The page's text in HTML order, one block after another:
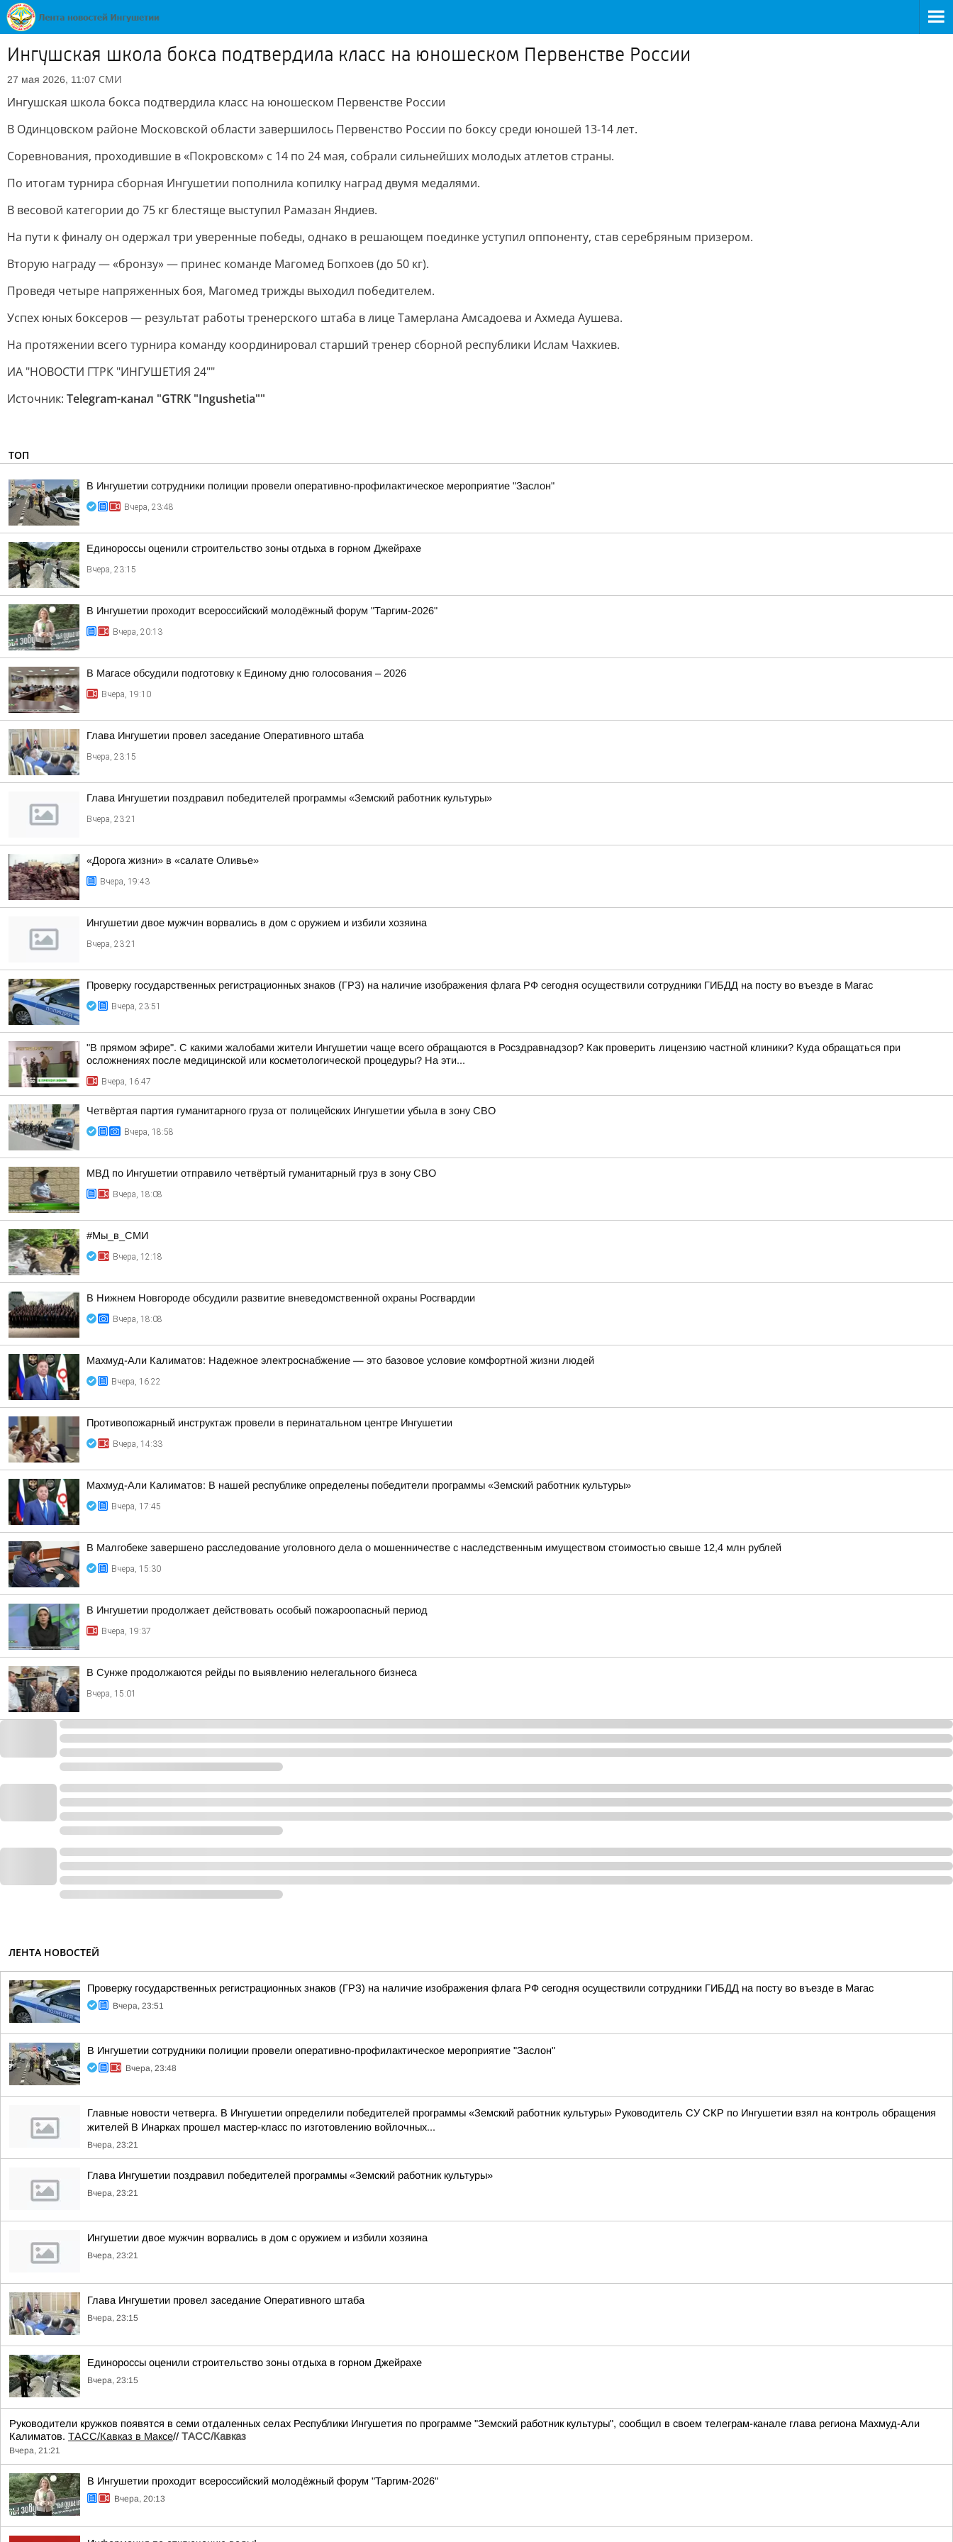
Ингушская школа бокса подтвердила класс на юношеском Первенстве России
27 мая 2026, 11:07 СМИ
Ингушская школа бокса подтвердила класс на юношеском Первенстве России
В Одинцовском районе Московской области завершилось Первенство России по боксу среди юношей 13-14 лет.
Соревнования, проходившие в «Покровском» с 14 по 24 мая, собрали сильнейших молодых атлетов страны.
По итогам турнира сборная Ингушетии пополнила копилку наград двумя медалями.
В весовой категории до 75 кг блестяще выступил Рамазан Яндиев.
На пути к финалу он одержал три уверенные победы, однако в решающем поединке уступил оппоненту, став серебряным призером.
Вторую награду — «бронзу» — принес команде Магомед Бопхоев (до 50 кг).
Проведя четыре напряженных боя, Магомед трижды выходил победителем.
Успех юных боксеров — результат работы тренерского штаба в лице Тамерлана Амсадоева и Ахмеда Аушева.
На протяжении всего турнира команду координировал старший тренер сборной республики Ислам Чахкиев.
ИА "НОВОСТИ ГТРК "ИНГУШЕТИЯ 24""
Источник: Telegram-канал "GTRK "Ingushetia""
ТОП
В Ингушетии сотрудники полиции провели оперативно-профилактическое мероприятие "Заслон"
Вчера, 23:48
Единороссы оценили строительство зоны отдыха в горном Джейрахе
Вчера, 23:15
В Ингушетии проходит всероссийский молодёжный форум "Таргим-2026"
Вчера, 20:13
В Магасе обсудили подготовку к Единому дню голосования – 2026
Вчера, 19:10
Глава Ингушетии провел заседание Оперативного штаба
Вчера, 23:15
Глава Ингушетии поздравил победителей программы «Земский работник культуры»
Вчера, 23:21
«Дорога жизни» в «салате Оливье»
Вчера, 19:43
Ингушетии двое мужчин ворвались в дом с оружием и избили хозяина
Вчера, 23:21
Проверку государственных регистрационных знаков (ГРЗ) на наличие изображения флага РФ сегодня осуществили сотрудники ГИБДД на посту во въезде в Магас
Вчера, 23:51
"В прямом эфире". С какими жалобами жители Ингушетии чаще всего обращаются в Росздравнадзор? Как проверить лицензию частной клиники? Куда обращаться при
осложнениях после медицинской или косметологической процедуры? На эти...
Вчера, 16:47
Четвёртая партия гуманитарного груза от полицейских Ингушетии убыла в зону СВО
Вчера, 18:58
МВД по Ингушетии отправило четвёртый гуманитарный груз в зону СВО
Вчера, 18:08
#Мы_в_СМИ
Вчера, 12:18
В Нижнем Новгороде обсудили развитие вневедомственной охраны Росгвардии
Вчера, 18:08
Махмуд-Али Калиматов: Надежное электроснабжение — это базовое условие комфортной жизни людей
Вчера, 16:22
Противопожарный инструктаж провели в перинатальном центре Ингушетии
Вчера, 14:33
Махмуд-Али Калиматов: В нашей республике определены победители программы «Земский работник культуры»
Вчера, 17:45
В Малгобеке завершено расследование уголовного дела о мошенничестве с наследственным имуществом стоимостью свыше 12,4 млн рублей
Вчера, 15:30
В Ингушетии продолжает действовать особый пожароопасный период
Вчера, 19:37
В Сунже продолжаются рейды по выявлению нелегального бизнеса
Вчера, 15:01
ЛЕНТА НОВОСТЕЙ
Проверку государственных регистрационных знаков (ГРЗ) на наличие изображения флага РФ сегодня осуществили сотрудники ГИБДД на посту во въезде в Магас
Вчера, 23:51
В Ингушетии сотрудники полиции провели оперативно-профилактическое мероприятие "Заслон"
Вчера, 23:48
Главные новости четверга. В Ингушетии определили победителей программы «Земский работник культуры» Руководитель СУ СКР по Ингушетии взял на контроль обращения
жителей В Инарках прошел мастер-класс по изготовлению войлочных...
Вчера, 23:21
Глава Ингушетии поздравил победителей программы «Земский работник культуры»
Вчера, 23:21
Ингушетии двое мужчин ворвались в дом с оружием и избили хозяина
Вчера, 23:21
Глава Ингушетии провел заседание Оперативного штаба
Вчера, 23:15
Единороссы оценили строительство зоны отдыха в горном Джейрахе
Вчера, 23:15
Руководители кружков появятся в семи отдаленных селах Республики Ингушетия по программе "Земский работник культуры", сообщил в своем телеграм-канале глава региона Махмуд-Али
Калиматов. ТАСС/Кавказ в Максе// ТАСС/Кавказ
Вчера, 21:21
В Ингушетии проходит всероссийский молодёжный форум "Таргим-2026"
Вчера, 20:13